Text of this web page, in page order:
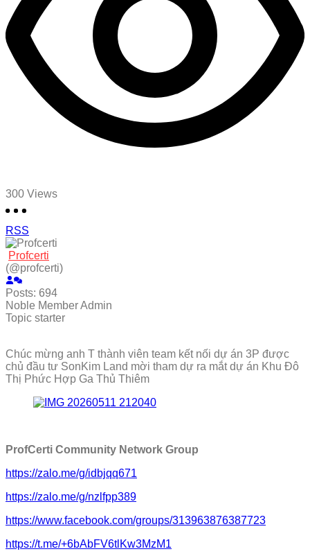
300 Views
RSS
Profcerti
(@profcerti)
Posts: 694
Noble MemberAdmin
Topic starter
Chúc mừng anh T thành viên team kết nối dự án 3P được
chủ đầu tư SonKim Land mời tham dự ra mắt dự án Khu Đô
Thị Phức Hợp Ga Thủ Thiêm
ProfCerti Community Network Group
https://zalo.me/g/idbjqq671
https://zalo.me/g/nzlfpp389
https://www.facebook.com/groups/313963876387723
https://t.me/+6bAbFV6tlKw3MzM1